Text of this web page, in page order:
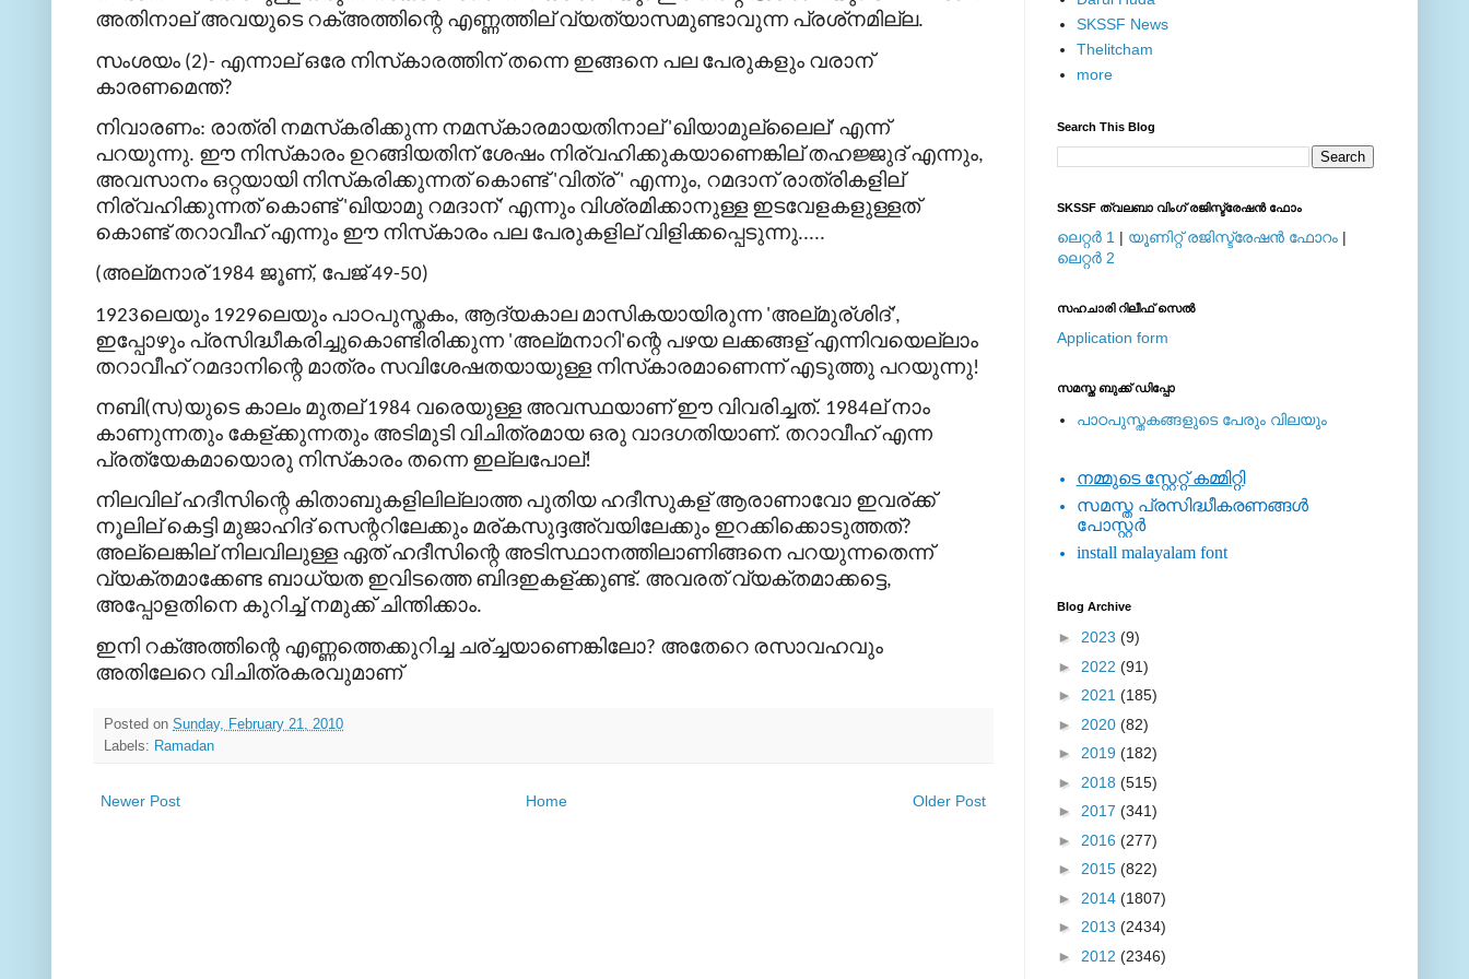
അതിനാല് അവയുടെ റക്അത്തിന്റെ എണ്ണത്തില് വ്യത്യാസമുണ്ടാവുന്ന പ്രശ്നമില്ല.
സംശയം (2)- എന്നാല് ഒരേ നിസ്കാരത്തിന് തന്നെ ഇങ്ങനെ പല പേരുകളും വരാന്
കാരണമെന്ത്?
നിവാരണം: രാത്രി നമസ്കരിക്കുന്ന നമസ്കാരമായതിനാല്'ഖിയാമുല്ലൈല്' എന്ന്
പറയുന്നു. ഈ നിസ്കാരം ഉറങ്ങിയതിന് ശേഷം നിര്വഹിക്കുകയാണെങ്കില് തഹജ്ജുദ് എന്നും,
അവസാനം ഒറ്റയായി നിസ്കരിക്കുന്നത് കൊണ്ട്'വിത്ര്' എന്നും, റമദാന് രാത്രികളില്
നിര്വഹിക്കുന്നത് കൊണ്ട്'ഖിയാമു റമദാന്' എന്നും വിശ്രമിക്കാനുള്ള ഇടവേളകളുള്ളത്
കൊണ്ട് തറാവീഹ് എന്നും ഈ നിസ്കാരം പല പേരുകളില് വിളിക്കപ്പെടുന്നു.....
(അല്മനാര്1984 ജൂണ്, പേജ്49-50)
1923ലെയും 1929ലെയും പാഠപുസ്തകം, ആദ്യകാല മാസികയായിരുന്ന 'അല്മുര്ശിദ്',
ഇപ്പോഴും പ്രസിദ്ധീകരിച്ചുകൊണ്ടിരിക്കുന്ന 'അല്മനാറി'ന്റെ പഴയ ലക്കങ്ങള് എന്നിവയെല്ലാം
തറാവീഹ് റമദാനിന്റെ മാത്രം സവിശേഷതയായുള്ള നിസ്കാരമാണെന്ന് എടുത്തു പറയുന്നു!
നബി(സ)യുടെ കാലം മുതല്1984 വരെയുള്ള അവസ്ഥയാണ് ഈ വിവരിച്ചത്. 1984ല് നാം
കാണുന്നതും കേള്ക്കുന്നതും അടിമുടി വിചിത്രമായ ഒരു വാദഗതിയാണ്. തറാവീഹ് എന്ന
പ്രത്യേകമായൊരു നിസ്കാരം തന്നെ ഇല്ലപോല്!
നിലവില് ഹദീസിന്റെ കിതാബുകളിലില്ലാത്ത പുതിയ ഹദീസുകള് ആരാണാവോ ഇവര്ക്ക്
നൂലില് കെട്ടി മുജാഹിദ് സെന്ററിലേക്കും മര്കസുദ്ദഅ്വയിലേക്കും ഇറക്കിക്കൊടുത്തത്?
അല്ലെങ്കില് നിലവിലുള്ള ഏത് ഹദീസിന്റെ അടിസ്ഥാനത്തിലാണിങ്ങനെ പറയുന്നതെന്ന്
വ്യക്തമാക്കേണ്ട ബാധ്യത ഇവിടത്തെ ബിദഇകള്ക്കുണ്ട്. അവരത് വ്യക്തമാക്കട്ടെ,
അപ്പോളതിനെ കുറിച്ച് നമുക്ക് ചിന്തിക്കാം.
ഇനി റക്അത്തിന്റെ എണ്ണത്തെക്കുറിച്ച ചര്ച്ചയാണെങ്കിലോ? അതേറെ രസാവഹവും
അതിലേറെ വിചിത്രകരവുമാണ്
Posted on Sunday, February 21, 2010
Labels: Ramadan
Newer Post Older Post
Home
SKSSF News
Thelitcham
more
Search This Blog
SKSSF ത്വലബാ വിംഗ് രജിസ്ട്രേഷന്‍ ഫോം
ലെറ്റര്‍ 1 | യൂണിറ്റ് രജിസ്ട്രേഷന്‍ ഫോറം |
ലെറ്റര്‍ 2
സഹചാരി റിലീഫ് സെല്‍
Application form
സമസ്ത ബുക്ക് ഡിപ്പോ
പാഠപുസ്തകങ്ങളുടെ പേരും വിലയും
നമ്മുടെ സ്റ്റേറ്റ് കമ്മിറ്റി
സമസ്ത പ്രസിദ്ധീകരണങ്ങള്‍
പോസ്റ്റര്‍
install malayalam font
Blog Archive
► 2023 (9)
► 2022 (91)
► 2021 (185)
► 2020 (82)
► 2019 (182)
► 2018 (515)
► 2017 (341)
► 2016 (277)
► 2015 (822)
► 2014 (1807)
► 2013 (2434)
► 2012 (2346)